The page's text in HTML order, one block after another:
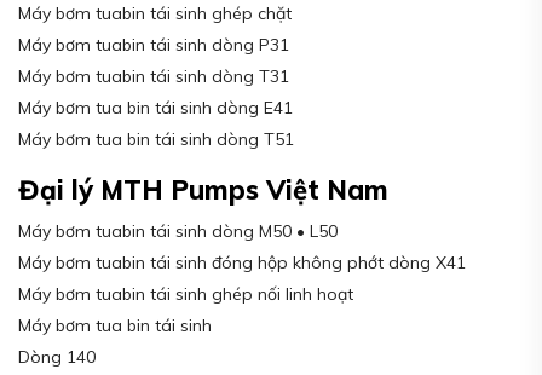
Máy bơm tuabin tái sinh ghép chặt
Máy bơm tuabin tái sinh dòng P31
Máy bơm tuabin tái sinh dòng T31
Máy bơm tua bin tái sinh dòng E41
Máy bơm tua bin tái sinh dòng T51
Đại lý MTH Pumps Việt Nam
Máy bơm tuabin tái sinh dòng M50 • L50
Máy bơm tuabin tái sinh đóng hộp không phớt dòng X41
Máy bơm tuabin tái sinh ghép nối linh hoạt
Máy bơm tua bin tái sinh
Dòng 140